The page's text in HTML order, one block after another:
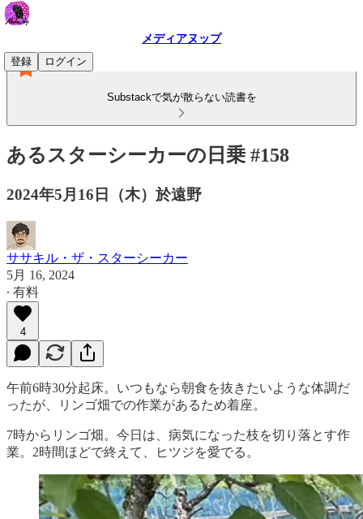
メディアヌップ
登録
ログイン
Substackで気が散らない読書を
あるスターシーカーの日乗 #158
2024年5月16日（木）於遠野
ササキル・ザ・スターシーカー
5月 16, 2024
∙ 有料
4
午前6時30分起床。いつもなら朝食を抜きたいような体調だ
ったが、リンゴ畑での作業があるため着座。
7時からリンゴ畑。今日は、病気になった枝を切り落とす作
業。2時間ほどで終えて、ヒツジを愛でる。